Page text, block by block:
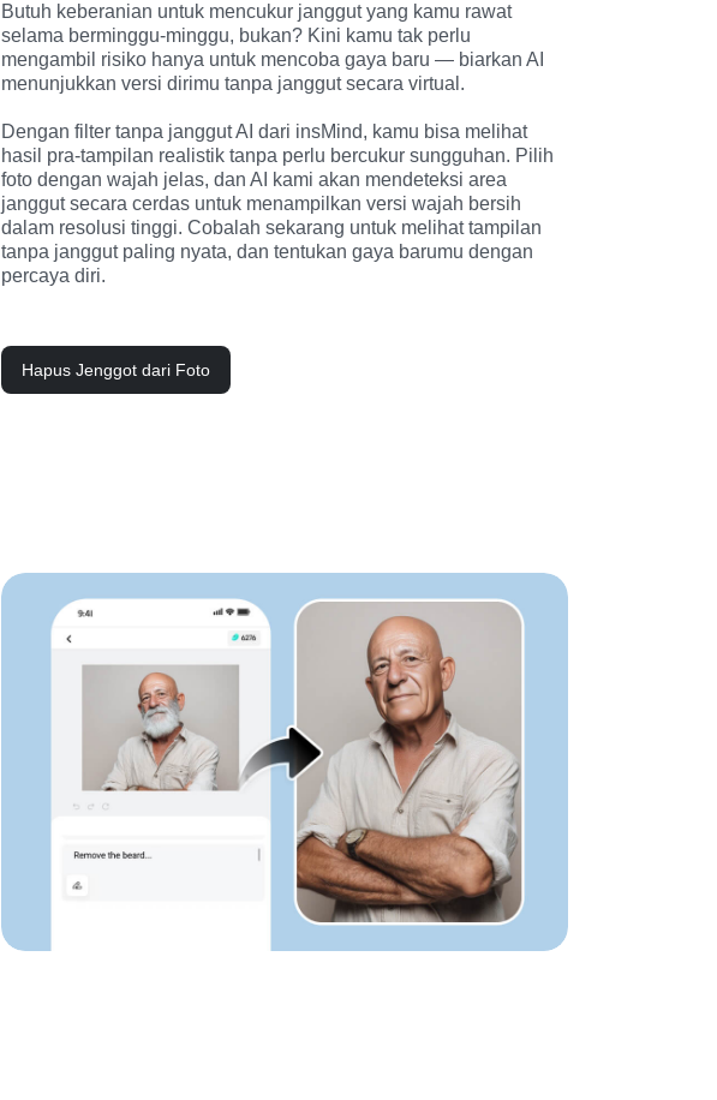
Butuh keberanian untuk mencukur janggut yang kamu rawat
selama berminggu-minggu, bukan? Kini kamu tak perlu
mengambil risiko hanya untuk mencoba gaya baru — biarkan AI
menunjukkan versi dirimu tanpa janggut secara virtual.
Dengan filter tanpa janggut AI dari insMind, kamu bisa melihat
hasil pra-tampilan realistik tanpa perlu bercukur sungguhan. Pilih
foto dengan wajah jelas, dan AI kami akan mendeteksi area
janggut secara cerdas untuk menampilkan versi wajah bersih
dalam resolusi tinggi. Cobalah sekarang untuk melihat tampilan
tanpa janggut paling nyata, dan tentukan gaya barumu dengan
percaya diri.
Hapus Jenggot dari Foto